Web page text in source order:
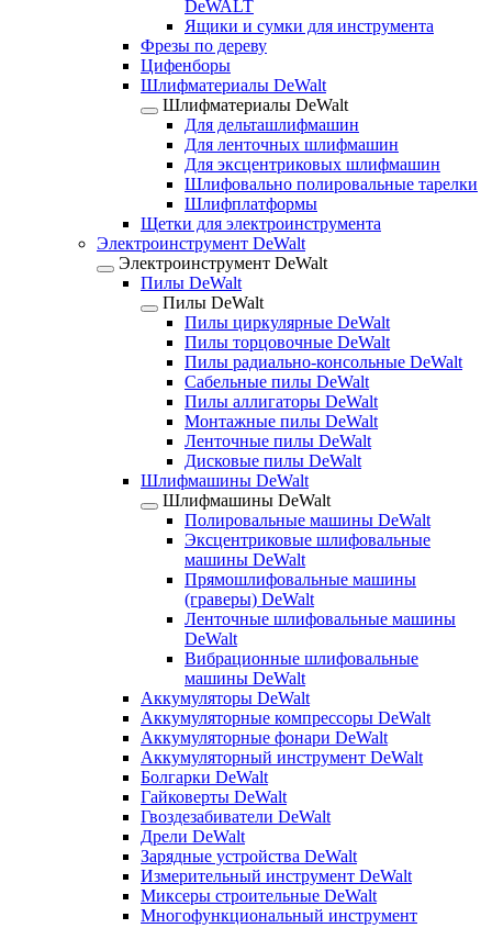
DeWALT
Ящики и сумки для инструмента
Фрезы по дереву
Цифенборы
Шлифматериалы DeWalt
Шлифматериалы DeWalt
Для дельташлифмашин
Для ленточных шлифмашин
Для эксцентриковых шлифмашин
Шлифовально полировальные тарелки
Шлифплатформы
Щетки для электроинструмента
Электроинструмент DeWalt
Электроинструмент DeWalt
Пилы DeWalt
Пилы DeWalt
Пилы циркулярные DeWalt
Пилы торцовочные DeWalt
Пилы радиально-консольные DeWalt
Сабельные пилы DeWalt
Пилы аллигаторы DeWalt
Монтажные пилы DeWalt
Ленточные пилы DeWalt
Дисковые пилы DeWalt
Шлифмашины DeWalt
Шлифмашины DeWalt
Полировальные машины DeWalt
Эксцентриковые шлифовальные
машины DeWalt
Прямошлифовальные машины
(граверы) DeWalt
Ленточные шлифовальные машины
DeWalt
Вибрационные шлифовальные
машины DeWalt
Аккумуляторы DeWalt
Аккумуляторные компрессоры DeWalt
Аккумуляторные фонари DeWalt
Аккумуляторный инструмент DeWalt
Болгарки DeWalt
Гайковерты DeWalt
Гвоздезабиватели DeWalt
Дрели DeWalt
Зарядные устройства DeWalt
Измерительный инструмент DeWalt
Миксеры строительные DeWalt
Многофункциональный инструмент